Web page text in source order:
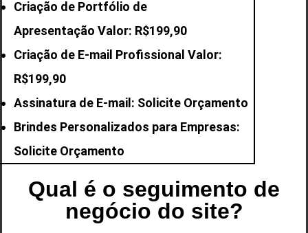
Criação de Portfólio de
Apresentação Valor: R$199,90
Criação de E-mail Profissional Valor:
R$199,90
Assinatura de E-mail: Solicite Orçamento
Brindes Personalizados para Empresas:
Solicite Orçamento
Qual é o seguimento de
negócio do site?